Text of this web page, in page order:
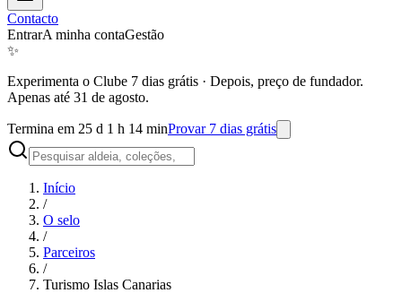
Contacto
EntrarA minha contaGestão
✨
Experimenta o Clube 7 dias grátis · Depois, preço de fundador.
Apenas até 31 de agosto.
Termina em 25 d 1 h 14 minProvar 7 dias grátis
Início
/
O selo
/
Parceiros
/
Turismo Islas Canarias